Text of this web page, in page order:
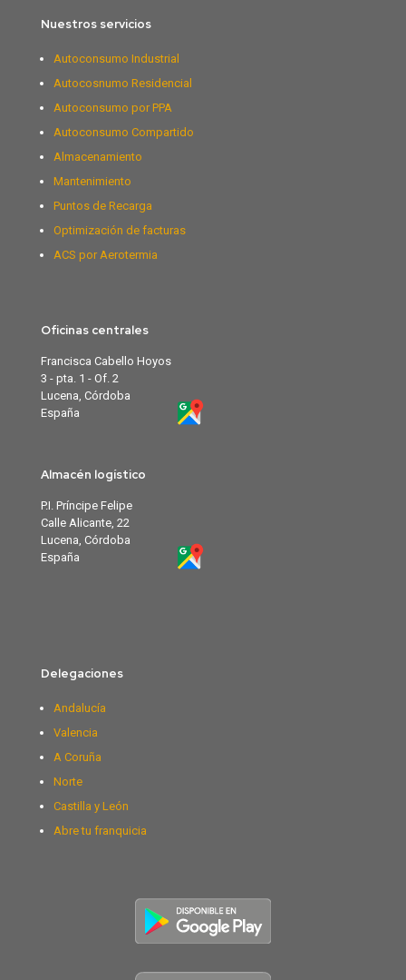
Nuestros servicios
Autoconsumo Industrial
Autocosnumo Residencial
Autoconsumo por PPA
Autoconsumo Compartido
Almacenamiento
Mantenimiento
Puntos de Recarga
Optimización de facturas
ACS por Aerotermia
Oficinas centrales
Francisca Cabello Hoyos
3 - pta. 1 - Of. 2
Lucena, Córdoba
España
Almacén logístico
P.I. Príncipe Felipe
Calle Alicante, 22
Lucena, Córdoba
España
Delegaciones
Andalucía
Valencia
A Coruña
Norte
Castilla y León
Abre tu franquicia